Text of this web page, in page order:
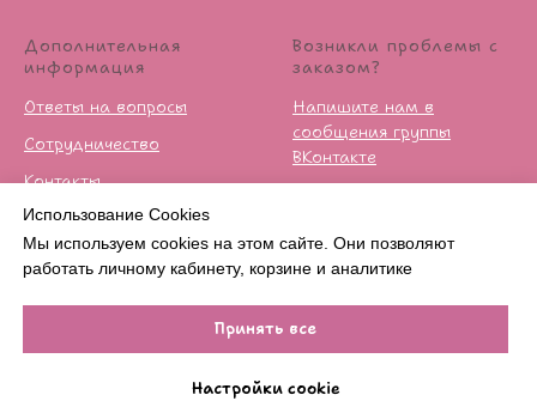
Использование Cookies
Мы используем cookies на этом сайте. Они позволяют
работать личному кабинету, корзине и аналитике
Принять все
Настройки cookie
В КОРЗИНУ
Дополнительная
информация
Ответы на вопросы
Сотрудничество
Контакты
Публичная оферта
Политика
конфиденцильности
Возникли проблемы с
заказом?
Напишите нам в
сообщения группы
ВКонтакте